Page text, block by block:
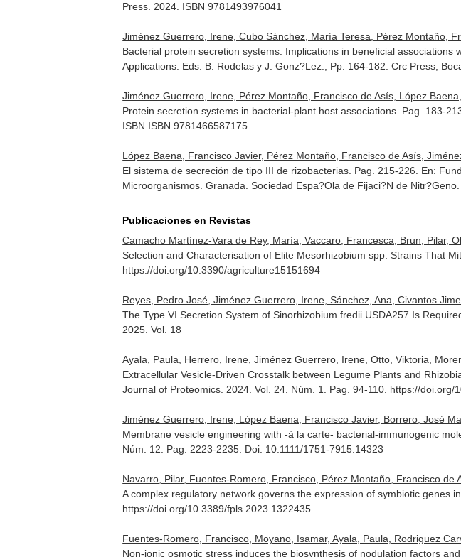
Press. 2024. ISBN 9781493976041
Jiménez Guerrero, Irene, Cubo Sánchez, María Teresa, Pérez Montaño,
Bacterial protein secretion systems: Implications in beneficial associations
Applications . Eds. B. Rodelas y J. Gonz?Lez., Pp. 164-182. Crc Press,
Jiménez Guerrero, Irene, Pérez Montaño, Francisco de Asís, López
Protein secretion systems in bacterial-plant host associations. Pag. 183-
ISBN ISBN 9781466587175
López Baena, Francisco Javier, Pérez Montaño, Francisco de Asís,
El sistema de secreción de tipo III de rizobacterias. Pag. 215-226. En:
Microorganismos . Granada. Sociedad Espa?Ola de Fijaci?N de
Publicaciones en Revistas
Camacho Martínez-Vara de Rey, María, Vaccaro, Francesca, Brun, Pilar,
Selection and Characterisation of Elite Mesorhizobium spp. Strains That
https://doi.org/10.3390/agriculture15151694
Reyes, Pedro José, Jiménez Guerrero, Irene, Sánchez, Ana, Civantos
The Type VI Secretion System of Sinorhizobium fredii USDA257 Is
2025. Vol. 18
Ayala, Paula, Herrero, Irene, Jiménez Guerrero, Irene, Otto, Viktoria,
Extracellular Vesicle-Driven Crosstalk between Legume Plants and
Journal of Proteomics . 2024. Vol. 24. Núm. 1. Pag. 94-110. https://
Jiménez Guerrero, Irene, López Baena, Francisco Javier, Borrero, José
Membrane vesicle engineering with -à la carte- bacterial-immunogenic
Núm. 12. Pag. 2223-2235. Doi: 10.1111/1751-7915.14323
Navarro, Pilar, Fuentes-Romero, Francisco, Pérez Montaño, Francisco
A complex regulatory network governs the expression of symbiotic genes
https://doi.org/10.3389/fpls.2023.1322435
Fuentes-Romero, Francisco, Moyano, Isamar, Ayala, Paula, Rodriguez
Non-ionic osmotic stress induces the biosynthesis of nodulation factors